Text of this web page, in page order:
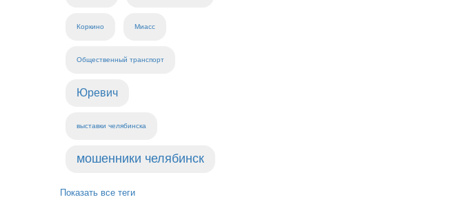
Коркино Миасс
Общественный транспорт
Юревич
выставки челябинска
мошенники челябинск
Показать все теги